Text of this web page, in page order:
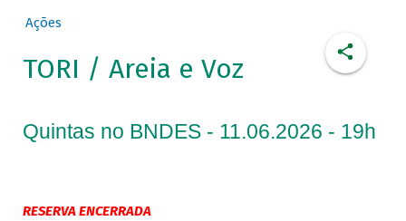
Ações
TORI / Areia e Voz
Quintas no BNDES - 11.06.2026 - 19h
RESERVA ENCERRADA